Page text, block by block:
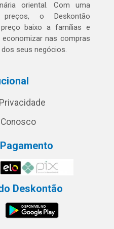
oriental. Com uma
o Deskontão
baixo a famílias e
nas compras
seus negócios.
Deskontão